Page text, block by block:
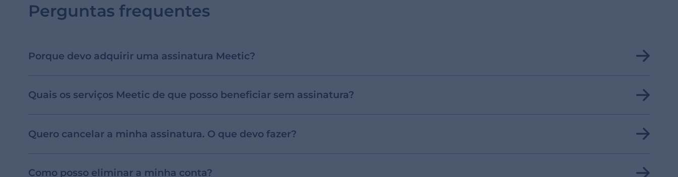
Perguntas frequentes
Porque devo adquirir uma assinatura Meetic?
Quais os serviços Meetic de que posso beneficiar sem assinatura?
Quero cancelar a minha assinatura. O que devo fazer?
Como posso eliminar a minha conta?